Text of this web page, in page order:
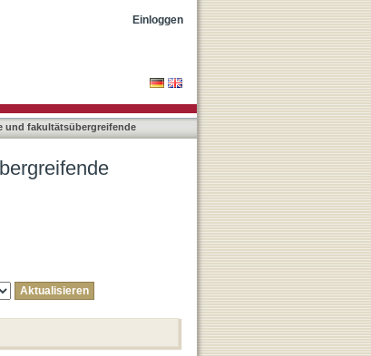
Autor "Raco,
Einloggen
und fakultätsübergreifende